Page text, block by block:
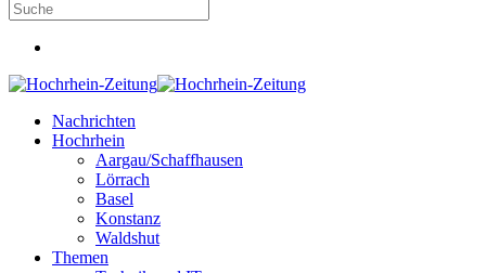
Nachrichten
Hochrhein
Aargau/Schaffhausen
Lörrach
Basel
Konstanz
Waldshut
Themen